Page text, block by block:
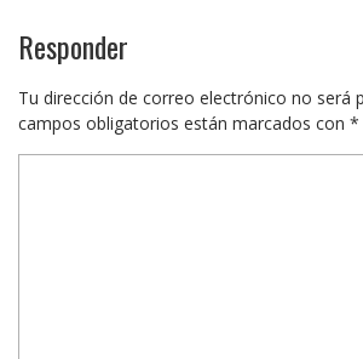
Responder
Tu dirección de correo electrónico no será
campos obligatorios están marcados con *